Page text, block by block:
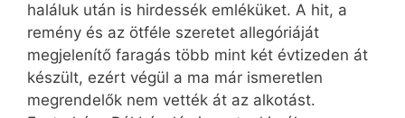
haláluk után is hirdessék emléküket. A hit, a
remény és az ötféle szeretet allegóriáját
megjelenítő faragás több mint két évtizeden át
készült, ezért végül a ma már ismeretlen
megrendelők nem vették át az alkotást.